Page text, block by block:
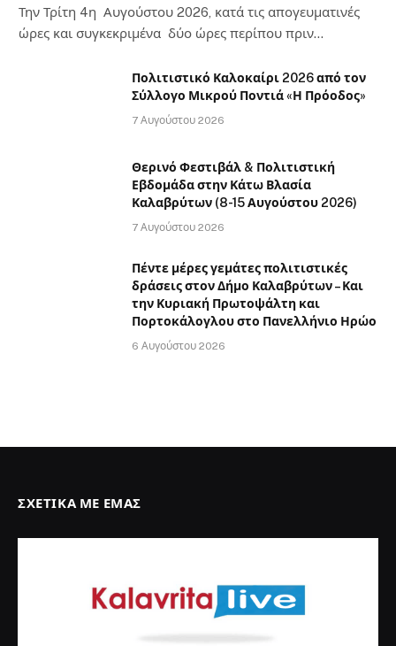
Την Τρίτη 4η Αυγούστου 2026, κατά τις απογευματινές
ώρες και συγκεκριμένα δύο ώρες περίπου πριν…
Πολιτιστικό Καλοκαίρι 2026 από τον
Σύλλογο Μικρού Ποντιά «Η Πρόοδος»
7 Αυγούστου 2026
Θερινό Φεστιβάλ & Πολιτιστική
Εβδομάδα στην Κάτω Βλασία
Καλαβρύτων (8-15 Αυγούστου 2026)
7 Αυγούστου 2026
Πέντε μέρες γεμάτες πολιτιστικές
δράσεις στον Δήμο Καλαβρύτων – Και
την Κυριακή Πρωτοψάλτη και
Πορτοκάλογλου στο Πανελλήνιο Ηρώο
6 Αυγούστου 2026
ΣΧΕΤΙΚΆ ΜΕ ΕΜΆΣ